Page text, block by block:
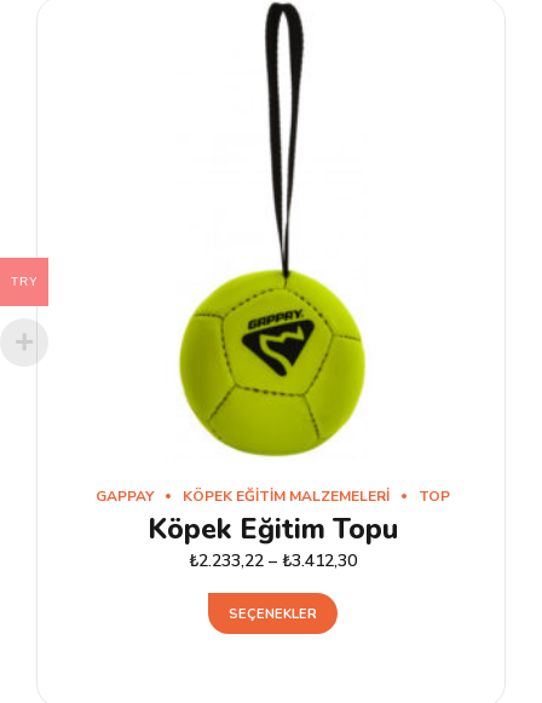
GAPPAY KÖPEK EĞITIM MALZEMELERI TOP
Köpek Eğitim Topu
₺2.233,22 – ₺3.412,30
SEÇENEKLER
Bu
TRY